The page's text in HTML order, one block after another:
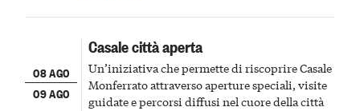
08 AGO
09 AGO
Casale città aperta
Un’iniziativa che permette di riscoprire Casale
Monferrato attraverso aperture speciali, visite
guidate e percorsi diffusi nel cuore della città